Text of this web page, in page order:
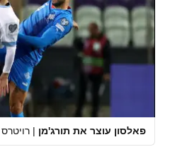
פאלסון עוצר את תורג'מן | רויטרס